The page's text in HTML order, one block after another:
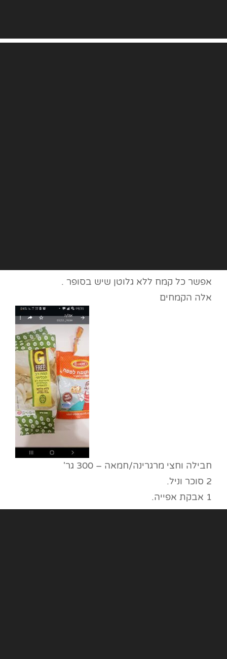
אפשר כל קמח ללא גלוטן שיש בסופר .
אלה הקמחים
חבילה וחצי מרגרינה/חמאה – 300 גר'
2 סוכר וניל.
1 אבקת אפייה.